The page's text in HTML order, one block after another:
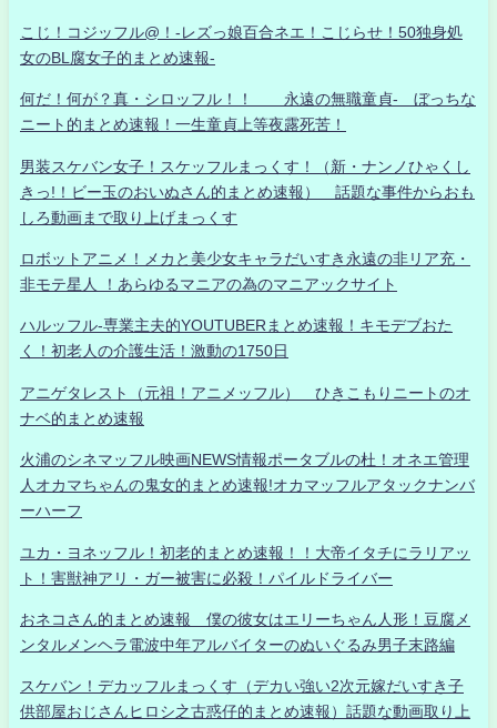
こじ！コジッフル@！-レズっ娘百合ネエ！こじらせ！50独身処
女のBL腐女子的まとめ速報-
何だ！何が？真・シロッフル！！ 永遠の無職童貞- ぼっちな
ニート的まとめ速報！一生童貞上等夜露死苦！
男装スケバン女子！スケッフルまっくす！（新・ナンノひゃくし
きっ!！ビー玉のおいぬさん的まとめ速報） 話題な事件からおも
しろ動画まで取り上げまっくす
ロボットアニメ！メカと美少女キャラだいすき永遠の非リア充・
非モテ星人 ！あらゆるマニアの為のマニアックサイト
ハルッフル-専業主夫的YOUTUBERまとめ速報！キモデブおた
く！初老人の介護生活！激動の1750日
アニゲタレスト（元祖！アニメッフル） ひきこもりニートのオ
ナベ的まとめ速報
火浦のシネマッフル映画NEWS情報ポータブルの杜！オネエ管理
人オカマちゃんの鬼女的まとめ速報!オカマッフルアタックナンバ
ーハーフ
ユカ・ヨネッフル！初老的まとめ速報！！大帝イタチにラリアッ
ト！害獣神アリ・ガー被害に必殺！パイルドライバー
おネコさん的まとめ速報 僕の彼女はエリーちゃん人形！豆腐メ
ンタルメンヘラ電波中年アルバイターのぬいぐるみ男子末路編
スケバン！デカッフルまっくす（デカい強い2次元嫁だいすき子
供部屋おじさんヒロシ之古惑仔的まとめ速報）話題な動画取り上